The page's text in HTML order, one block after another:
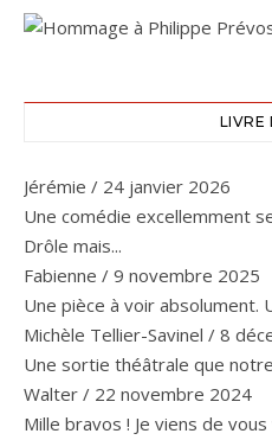
LIVRE
Jérémie / 24 janvier 2026
Une comédie excellemment
Drôle mais...
Fabienne / 9 novembre 2025
Une pièce à voir absolument.
Michèle Tellier-Savinel / 8
Une sortie théâtrale que
Walter / 22 novembre 2024
Mille bravos ! Je viens de